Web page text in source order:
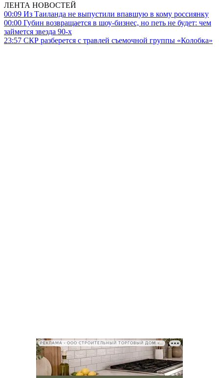
ЛЕНТА НОВОСТЕЙ
00:09 Из Таиланда не выпустили впавшую в кому россиянку
00:00 Губин возвращается в шоу-бизнес, но петь не будет: чем
займется звезда 90-х
23:57 СКР разберется с травлей съемочной группы «Колобка»
РЕКЛАМА • ООО СТРОИТЕЛЬНЫЙ ТОРГОВЫЙ ДОМ «ПЕТРОВИЧ», ИНН 7802348846